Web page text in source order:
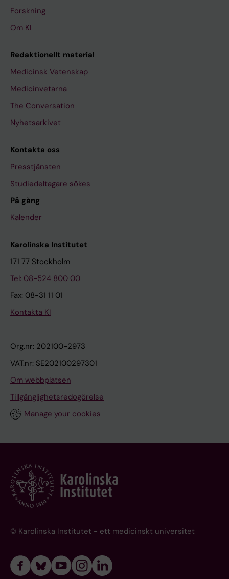
Forskning
Om KI
Redaktionellt material
Medicinsk Vetenskap
Medicinvetarna
The Conversation
Nyhetsarkivet
Kontakta oss
Presstjänsten
Studiedeltagare sökes
På gång
Kalender
Karolinska Institutet
171 77 Stockholm
Tel: 08-524 800 00
Fax: 08-31 11 01
Kontakta KI
Org.nr: 202100-2973
VAT.nr: SE202100297301
Om webbplatsen
Tillgänglighetsredogörelse
Manage your cookies
© Karolinska Institutet - ett medicinskt universitet